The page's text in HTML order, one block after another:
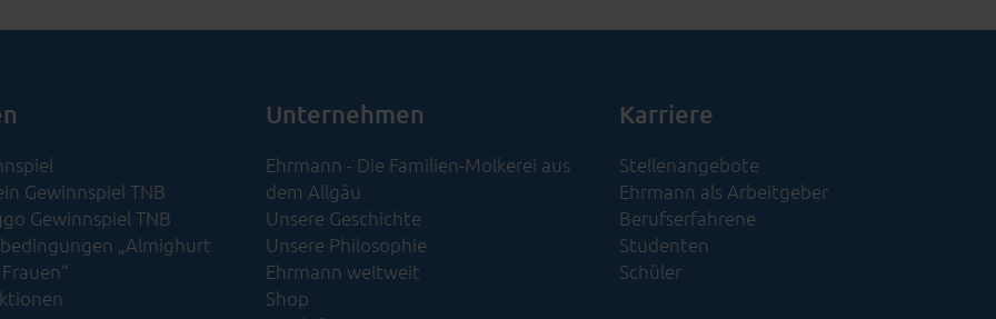
Gewinnspiel TNB
Gewinnspiel TNB
„Almighurt
Unternehmen
Ehrmann - Die Familien-Molkerei aus
dem Allgäu
Unsere Geschichte
Unsere Philosophie
Ehrmann weltweit
Shop
Karriere
Stellenangebote
Ehrmann als Arbeitgeber
Berufserfahrene
Studenten
Schüler